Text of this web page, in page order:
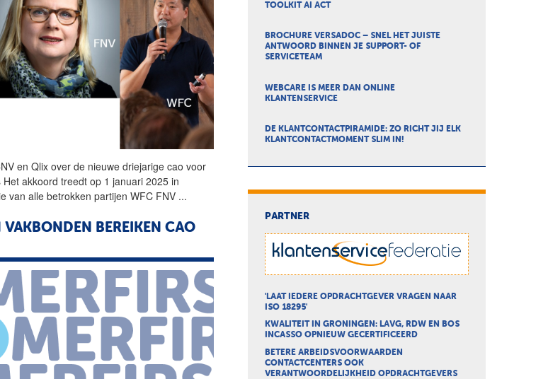
enQlix over de nieuwe driejarige cao voor
akkoord treedt op 1 januari 2025 in
van alle betrokken partijen WFC FNV ...
VAKBONDEN BEREIKEN CAO
TOOLKIT AI ACT
BROCHURE VERSADOC – SNEL HET JUISTE
ANTWOORD BINNEN JE SUPPORT- OF
SERVICETEAM
WEBCARE IS MEER DAN ONLINE
KLANTENSERVICE
DE KLANTCONTACTPIRAMIDE: ZO RICHT JIJ ELK
KLANTCONTACTMOMENT SLIM IN!
PARTNER
'LAAT IEDERE OPDRACHTGEVER VRAGEN NAAR
ISO 18295'
KWALITEIT IN GRONINGEN: LAVG, RDW EN BOS
INCASSO OPNIEUW GECERTIFICEERD
BETERE ARBEIDSVOORWAARDEN
CONTACTCENTERS OOK
VERANTWOORDELIJKHEID OPDRACHTGEVERS